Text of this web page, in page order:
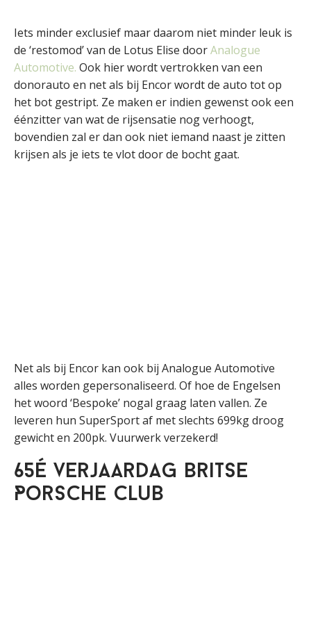
Iets minder exclusief maar daarom niet minder leuk is
de ‘restomod’ van de Lotus Elise doorAnalogue
Automotive. Ook hier wordt vertrokken van een
donorauto en net als bij Encor wordt de auto tot op
het bot gestript. Ze maken er indien gewenst ook een
éénzitter van wat de rijsensatie nog verhoogt,
bovendien zal er dan ook niet iemand naast je zitten
krijsen als je iets te vlot door de bocht gaat.
Net als bij Encor kan ook bij Analogue Automotive
alles worden gepersonaliseerd. Of hoe de Engelsen
het woord ‘Bespoke’ nogal graag laten vallen. Ze
leveren hun SuperSport af met slechts 699kg droog
gewicht en 200pk. Vuurwerk verzekerd!
65é verjaardag Britse
Porsche Club